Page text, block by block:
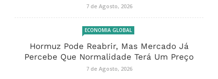
7 de Agosto, 2026
ECONOMIA GLOBAL
Hormuz Pode Reabrir, Mas Mercado Já
Percebe Que Normalidade Terá Um Preço
7 de Agosto, 2026